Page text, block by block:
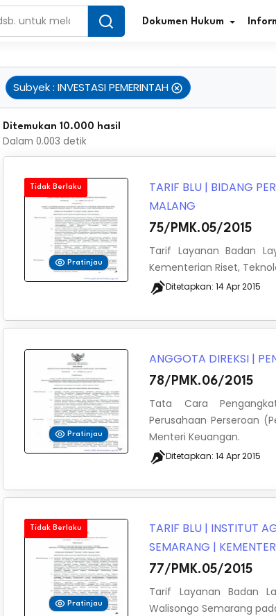
Dokumen Hukum
Infografis Regulasi
Direktori Regulasi
Program Perencanaan
Penelitian/Pengkajian Hukum
Video Sosialisasi
Subyek:INVESTASI PEMERINTAH
Ditemukan 10.000 hasil
Dalam0.003 detik
Tidak Berlaku
Pratinjau
TARIF BLU | BIDANG
MALANG
75/PMK.05/2015
Tarif Layanan Badan
Kementerian Riset,
Ditetapkan:14 Apr 2015
Pratinjau
ANGGOTA DIREKSI |
78/PMK.06/2015
Tata Cara
Perusahaan Perseroan
Menteri Keuangan.
Ditetapkan:14 Apr 2015
Tidak Berlaku
Pratinjau
TARIF BLU | INSTITUT
SEMARANG |
77/PMK.05/2015
Tarif Layanan Badan
Walisongo Semarang